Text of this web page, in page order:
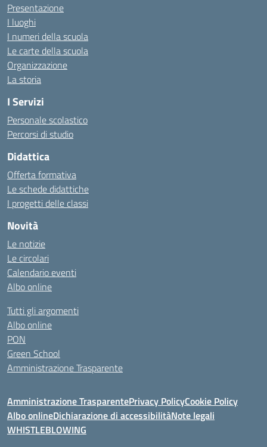
Presentazione
I luoghi
I numeri della scuola
Le carte della scuola
Organizzazione
La storia
I Servizi
Personale scolastico
Percorsi di studio
Didattica
Offerta formativa
Le schede didattiche
I progetti delle classi
Novità
Le notizie
Le circolari
Calendario eventi
Albo online
Tutti gli argomenti
Albo online
PON
Green School
Amministrazione Trasparente
Amministrazione TrasparentePrivacy PolicyCookie Policy
Albo onlineDichiarazione di accessibilitàNote legali
WHISTLEBLOWING